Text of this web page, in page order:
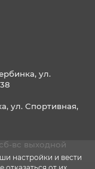
настройки и вести
ул.
ул. Спортивная,
вс выходной